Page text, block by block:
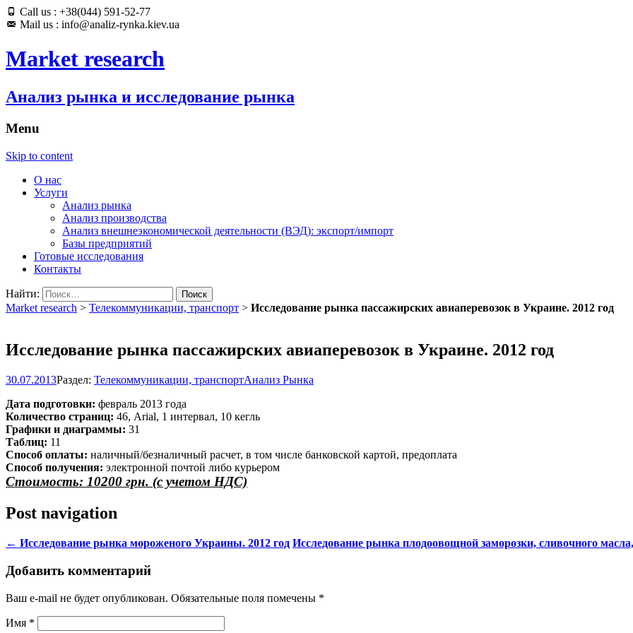
Call us : +38(044) 591-52-77
Mail us : info@analiz-rynka.kiev.ua
Market research
Анализ рынка и исследование рынка
Menu
Skip to content
О нас
Услуги
Анализ рынка
Анализ производства
Анализ внешнеэкономической деятельности (ВЭД): экспорт/импорт
Базы предприятий
Готовые исследования
Контакты
Найти:
Market research > Телекоммуникации, транспорт > Исследование рынка пассажирских авиаперевозок в Украине. 2012 год
Исследование рынка пассажирских авиаперевозок в Украине. 2012 год
30.07.2013Раздел: Телекоммуникации, транспортАнализ Рынка
Дата подготовки: февраль 2013 года
Количество страниц: 46, Arial, 1 интервал, 10 кегль
Графики и диаграммы: 31
Таблиц: 11
Способ оплаты: наличный/безналичный расчет, в том числе банковской картой, предоплата
Способ получения: электронной почтой либо курьером
Стоимость: 10200 грн. (с учетом НДС)
Post navigation
← Исследование рынка мороженого Украины. 2012 год Исследование рынка плодоовощной заморозки, сливочного
Добавить комментарий
Ваш e-mail не будет опубликован. Обязательные поля помечены *
Имя *